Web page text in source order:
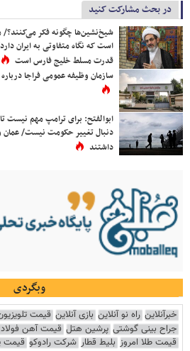
در بحث مشارکت کنید
شیخ‌نشین‌ها چگونه فکر
است که نگاه متفاوتی به ایران
قدرت مسلط خلیج فارس است
سازمان وظیفه عمومی فراجا
ابوالفتح: برای ترامپ مهم نیست
دنبال تغییر حکومت نیست/
داشتند
وبگردی
خبرآنلاین راه نو آنلاین بازی آنلاین قیمت
جراح بینی گوشتی پرشین هتل قیمت آهن فولاد
قیمت طلا امروز بلیط قطار شرکت رادوکو قیمت